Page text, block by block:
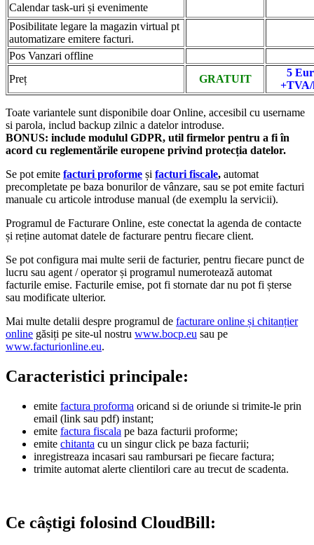
Calendar task-uri și evenimente
Posibilitate legare la magazin virtual pt
automatizare emitere facturi.
Pos Vanzari offline
Preț
GRATUIT
5
Toate variantele sunt disponibile doar Online, accesibil cu username
si parola, includ backup zilnic a datelor introduse.
BONUS: include modulul GDPR, util firmelor pentru a fi în
acord cu reglementările europene privind protecția datelor.
Se pot emite facturi proforme și facturi fiscale, automat
precompletate pe baza bonurilor de vânzare, sau se pot emite facturi
manuale cu articole introduse manual (de exemplu la servicii).
Programul de Facturare Online, este conectat la agenda de contacte
și reține automat datele de facturare pentru fiecare client.
Se pot configura mai multe serii de facturier, pentru fiecare punct de
lucru sau agent / operator și programul numerotează automat
facturile emise. Facturile emise, pot fi stornate dar nu pot fi șterse
sau modificate ulterior.
Mai multe detalii despre programul de facturare online și chitanțier
online găsiți pe site-ul nostru www.bocp.eu sau pe
www.facturionline.eu.
Caracteristici principale:
emite factura proforma oricand si de oriunde si trimite-le prin
email (link sau pdf) instant;
emite factura fiscala pe baza facturii proforme;
emite chitanta cu un singur click pe baza facturii;
inregistreaza incasari sau rambursari pe fiecare factura;
trimite automat alerte clientilori care au trecut de scadenta.
Ce câștigi folosind CloudBill: